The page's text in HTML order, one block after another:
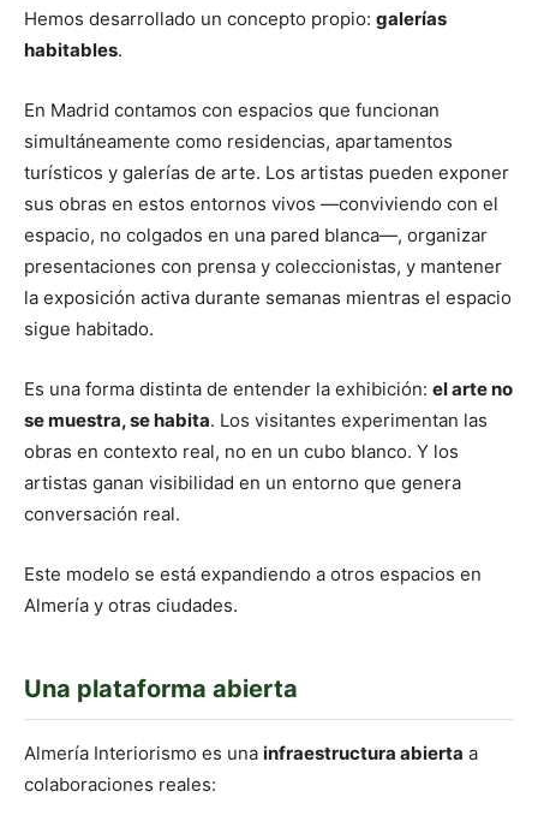
Hemos desarrollado un concepto propio: galerías
habitables.
En Madrid contamos con espacios que funcionan
simultáneamente como residencias, apartamentos
turísticos y galerías de arte. Los artistas pueden exponer
sus obras en estos entornos vivos —conviviendo con el
espacio, no colgados en una pared blanca—, organizar
presentaciones con prensa y coleccionistas, y mantener
la exposición activa durante semanas mientras el espacio
sigue habitado.
Es una forma distinta de entender la exhibición: el arte no
se muestra, se habita. Los visitantes experimentan las
obras en contexto real, no en un cubo blanco. Y los
artistas ganan visibilidad en un entorno que genera
conversación real.
Este modelo se está expandiendo a otros espacios en
Almería y otras ciudades.
Una plataforma abierta
Almería Interiorismo es una infraestructura abierta a
colaboraciones reales: